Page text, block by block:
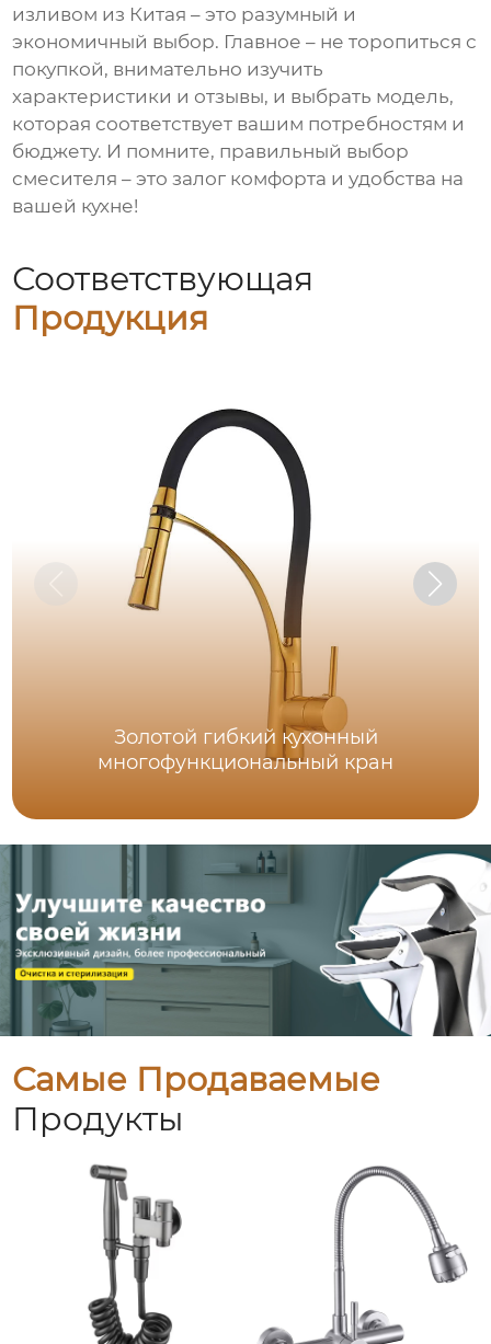
изливом из Китая – это разумный и
экономичный выбор. Главное – не торопиться с
покупкой, внимательно изучить
характеристики и отзывы, и выбрать модель,
которая соответствует вашим потребностям и
бюджету. И помните, правильный выбор
смесителя – это залог комфорта и удобства на
вашей кухне!
Соответствующая
Продукция
Золотой гибкий кухонный
многофункциональный кран
Самые Продаваемые
Продукты